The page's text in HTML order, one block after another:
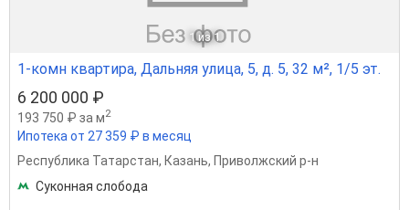
1 из 1
1-комн квартира, Дальняя улица, 5, д. 5, 32 м², 1/5 эт.
6 200 000 ₽
193 750 ₽ за м2
Ипотека от 27 359 ₽ в месяц
Республика Татарстан, Казань, Приволжский р-н
Суконная слобода